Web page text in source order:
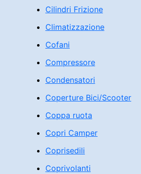
Cilindri Frizione
Climatizzazione
Cofani
Compressore
Condensatori
Coperture Bici/Scooter
Coppa ruota
Copri Camper
Coprisedili
Coprivolanti